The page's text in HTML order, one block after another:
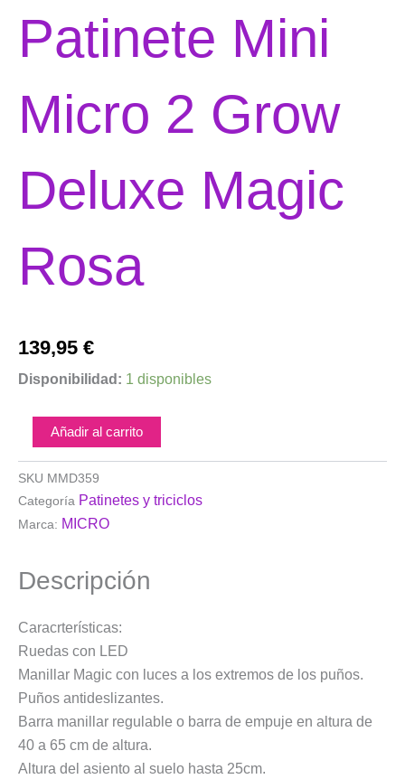
Patinete Mini
Micro 2 Grow
Deluxe Magic
Rosa
139,95 €
Disponibilidad: 1 disponibles
MICRO
Grow
Deluxe
Magic
Rosa
Añadir al carrito
SKU MMD359
Categoría Patinetes y triciclos
Marca: MICRO
Descripción
Caracrterísticas:
Ruedas con LED
Manillar Magic con luces a los extremos de los puños.
Puños antideslizantes.
Barra manillar regulable o barra de empuje en altura de
40 a 65 cm de altura.
Altura del asiento al suelo hasta 25cm.